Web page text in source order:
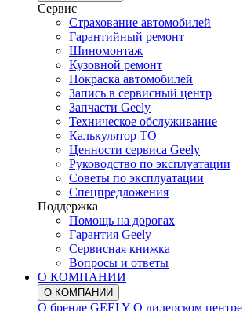
Сервис
Страхование автомобилей
Гарантийный ремонт
Шиномонтаж
Кузовной ремонт
Покраска автомобилей
Запись в сервисный центр
Запчасти Geely
Техническое обслуживание
Калькулятор ТО
Ценности сервиса Geely
Руководство по эксплуатации
Советы по эксплуатации
Спецпредложения
Поддержка
Помощь на дорогах
Гарантия Geely
Сервисная книжка
Вопросы и ответы
О КОМПАНИИ
О КОМПАНИИ
О бренде GEELY О дилерском центре